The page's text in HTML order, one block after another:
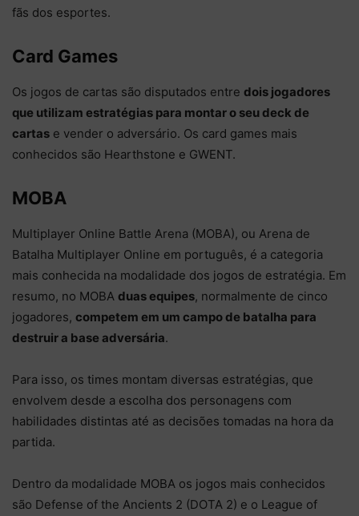
fãs dos esportes.
Card Games
Os jogos de cartas são disputados entre dois jogadores
que utilizam estratégias para montar o seu deck de
cartas e vender o adversário. Os card games mais
conhecidos são Hearthstone e GWENT.
MOBA
Multiplayer Online Battle Arena (MOBA), ou Arena de
Batalha Multiplayer Online em português, é a categoria
mais conhecida na modalidade dos jogos de estratégia. Em
resumo, no MOBA duas equipes, normalmente de cinco
jogadores, competem em um campo de batalha para
destruir a base adversária.
Para isso, os times montam diversas estratégias, que
envolvem desde a escolha dos personagens com
habilidades distintas até as decisões tomadas na hora da
partida.
Dentro da modalidade MOBA os jogos mais conhecidos
são Defense of the Ancients 2 (DOTA 2) e o League of